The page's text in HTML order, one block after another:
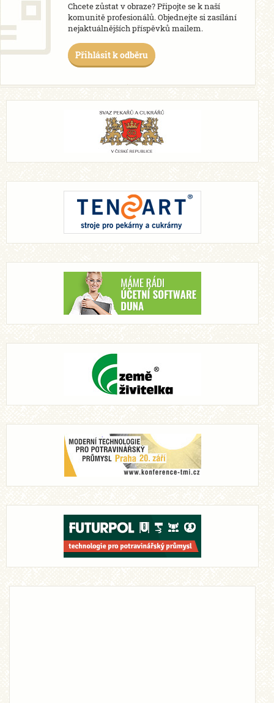
Chcete zůstat v obraze? Připojte se k naší
komunitě profesionálů. Objednejte si zasílání
nejaktuálnějších příspěvků mailem.
Přihlásit k odběru